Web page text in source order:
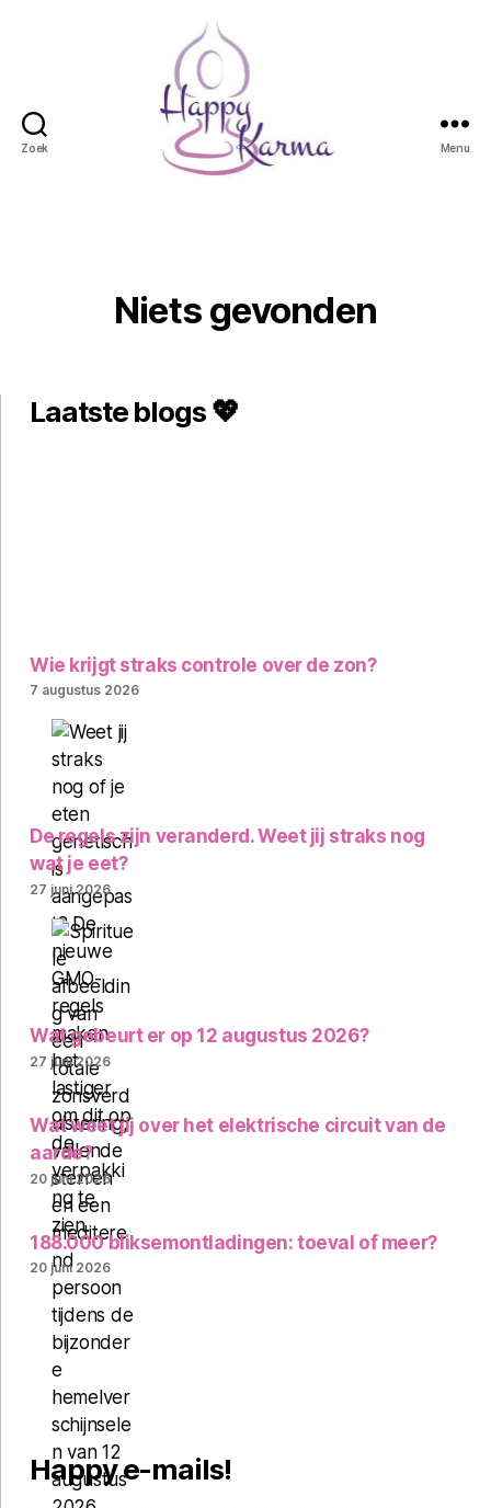
Zoek Menu
Niets gevonden
Laatste blogs 💖
Wie krijgt straks controle over de zon?
7 augustus 2026
De regels zijn veranderd. Weet jij straks nog
wat je eet?
27 juni 2026
Wat gebeurt er op 12 augustus 2026?
27 juni 2026
Wat weet jij over het elektrische circuit van de
aarde?
20 juni 2026
188.000 bliksemontladingen: toeval of meer?
20 juni 2026
Happy e-mails!